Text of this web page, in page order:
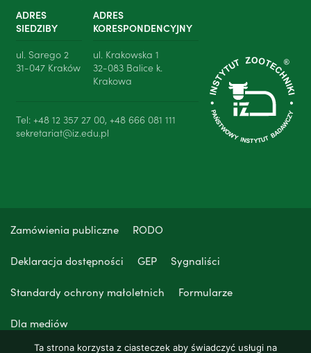
ADRES
SIEDZIBY
ul. Sarego 2
31-047 Kraków
ADRES
KORESPONDENCYJNY
ul. Krakowska 1
32-083 Balice k.
Krakowa
Tel: +48 12 357 27 00, +48 666 081 111
sekretariat@iz.edu.pl
Zamówienia publiczne RODO
Deklaracja dostępności GEP Sygnaliści
Standardy ochrony małoletnich Formularze
Dla mediów
Ta strona korzysta z ciasteczek aby świadczyć usługi na